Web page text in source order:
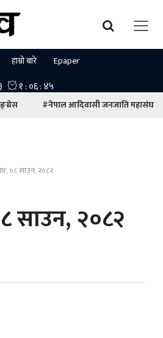
हाम्रो बारे Epaper
#नेपाल आदिवासी जनजाति महासंघ
०८ साउन, २०८२
साउन, २०८२